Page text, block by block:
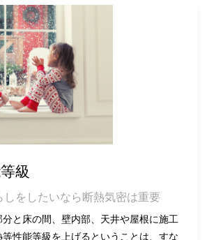
級
しをしたいなら断熱気密は重要
と床の間、壁内部、天井や屋根に施工
性能等級を上げるということは、すな